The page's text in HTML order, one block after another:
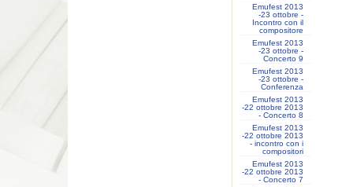
Emufest 2013
-23 ottobre -
Incontro con il
compositore
Emufest 2013
-23 ottobre -
Concerto 9
Emufest 2013
-23 ottobre -
Conferenza
Emufest 2013
-22 ottobre 2013
- Concerto 8
Emufest 2013
-22 ottobre 2013
- incontro con i
compositori
Emufest 2013
-22 ottobre 2013
- Concerto 7